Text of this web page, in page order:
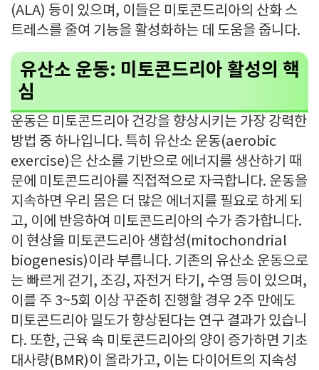
(ALA) 등이 있으며, 이들은 미토콘드리아의 산화 스
트레스를 줄여 기능을 활성화하는 데 도움을 줍니다.
유산소 운동: 미토콘드리아 활성의 핵
심
운동은 미토콘드리아 건강을 향상시키는 가장 강력한
방법 중 하나입니다. 특히 유산소 운동(aerobic
exercise)은 산소를 기반으로 에너지를 생산하기 때
문에 미토콘드리아를 직접적으로 자극합니다. 운동을
지속하면 우리 몸은 더 많은 에너지를 필요로 하게 되
고, 이에 반응하여 미토콘드리아의 수가 증가합니다.
이 현상을 미토콘드리아 생합성(mitochondrial
biogenesis)이라 부릅니다. 기존의 유산소 운동으로
는 빠르게 걷기, 조깅, 자전거 타기, 수영 등이 있으며,
이를 주 3~5회 이상 꾸준히 진행할 경우 2주 만에도
미토콘드리아 밀도가 향상된다는 연구 결과가 있습니
다. 또한, 근육 속 미토콘드리아의 양이 증가하면 기초
대사량(BMR)이 올라가고, 이는 다이어트의 지속성